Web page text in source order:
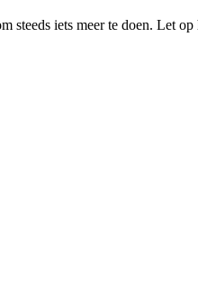
steeds iets meer te doen. Let